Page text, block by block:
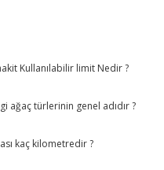
Kullanılabilir limit Nedir ?
ağaç türlerinin genel adıdır ?
kaç kilometredir ?